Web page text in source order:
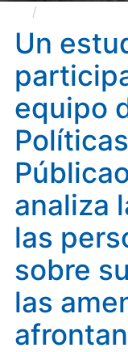
Instituto de
analiza la
sus derechos y
Un
equipo
analiza
las
sobre
las